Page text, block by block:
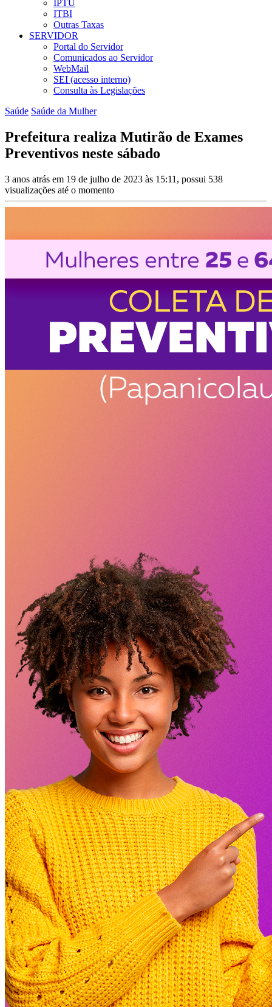
IPTU
ITBI
Outras Taxas
SERVIDOR
Portal do Servidor
Comunicados ao Servidor
WebMail
SEI (acesso interno)
Consulta às Legislações
Saúde Saúde da Mulher
Prefeitura realiza Mutirão de Exames
Preventivos neste sábado
3 anos atrás em 19 de julho de 2023 às 15:11, possui 538
visualizações até o momento